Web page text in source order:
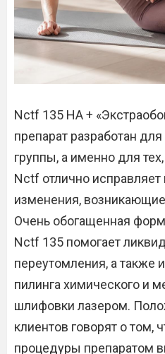
Nctf 135 HA +
препарат разработан
группы, а именно для
Nctf отлично
изменения,
Очень обогащенная
Nctf 135 помогает
переутомления, а также
пилинга химического и
шлифовки лазером.
клиентов говорят о том,
процедуры препаратом